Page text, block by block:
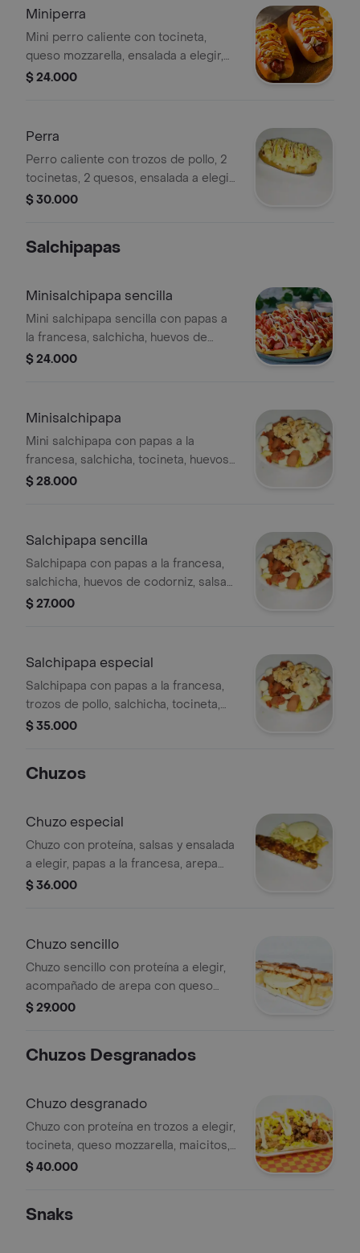
Miniperra
Mini perro caliente con tocineta,
queso mozzarella, ensalada a elegir,
huevos de codorniz, ripio de papa,
$ 24.000
Perra
Perro caliente con trozos de pollo, 2
tocinetas, 2 quesos, ensalada a elegir,
huevos de codorniz, ripio de papa,
$ 30.000
Salchipapas
Minisalchipapa sencilla
Mini salchipapa sencilla con papas a
la francesa, salchicha, huevos de
codorniz, salsa de tomate, mayonesa,
$ 24.000
Minisalchipapa
Mini salchipapa con papas a la
francesa, salchicha, tocineta, huevos
de codorniz, queso mozzarella, salsa
$ 28.000
Salchipapa sencilla
Salchipapa con papas a la francesa,
salchicha, huevos de codorniz, salsa
de tomate, mayonesa, mostaza y
$ 27.000
Salchipapa especial
Salchipapa con papas a la francesa,
trozos de pollo, salchicha, tocineta,
huevos de codorniz, queso
$ 35.000
Chuzos
Chuzo especial
Chuzo con proteína, salsas y ensalada
a elegir, papas a la francesa, arepa
con queso mozzarella y salsa bbq.
$ 36.000
Chuzo sencillo
Chuzo sencillo con proteína a elegir,
acompañado de arepa con queso
mozzarella, papas fritas y salsa BBQ.
$ 29.000
Chuzos Desgranados
Chuzo desgranado
Chuzo con proteína en trozos a elegir,
tocineta, queso mozzarella, maicitos,
ripio de papa, lechuga, huevos de
$ 40.000
Snaks